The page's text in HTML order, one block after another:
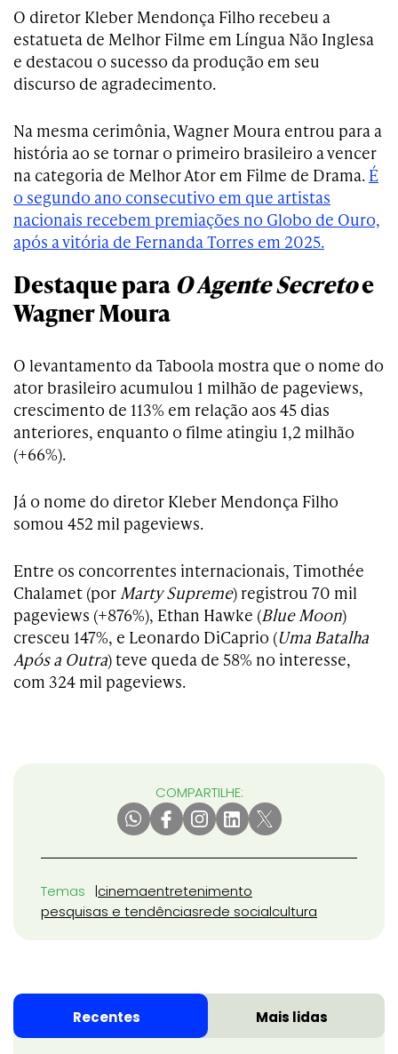
O diretor Kleber Mendonça Filho recebeu a
estatueta de Melhor Filme em Língua Não Inglesa
e destacou o sucesso da produção em seu
discurso de agradecimento.
Na mesma cerimônia, Wagner Moura entrou para a
história ao se tornar o primeiro brasileiro a vencer
na categoria de Melhor Ator em Filme de Drama. É
o segundo ano consecutivo em que artistas
nacionais recebem premiações no Globo de Ouro,
após a vitória de Fernanda Torres em 2025.
Destaque paraO Agente Secretoe
Wagner Moura
O levantamento da Taboola mostra que o nome do
ator brasileiro acumulou 1 milhão de pageviews,
crescimento de 113% em relação aos 45 dias
anteriores, enquanto o filme atingiu 1,2 milhão
(+66%).
Já o nome do diretor Kleber Mendonça Filho
somou 452 mil pageviews.
Entre os concorrentes internacionais, Timothée
Chalamet (por Marty Supreme) registrou 70 mil
pageviews (+876%), Ethan Hawke (Blue Moon)
cresceu 147%, e Leonardo DiCaprio (Uma Batalha
Após a Outra) teve queda de 58% no interesse,
com 324 mil pageviews.
COMPARTILHE:
Temas cinemaentretenimento
pesquisas e tendênciasrede socialcultura
Recentes Mais lidas